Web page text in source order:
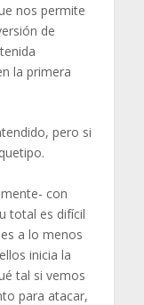
nos permite
de
la primera
pero si
con
total es difícil
a lo menos
inicia la
tal si vemos
para atacar,